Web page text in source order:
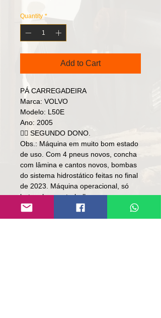
Quantity *
Add to Cart
PÁ CARREGADEIRA
Marca: VOLVO
Modelo: L50E
Ano: 2005
👉🏼 SEGUNDO DONO.
Obs.: Máquina em muito bom estado
de uso. Com 4 pneus novos, concha
com lâmina e cantos novos, bombas
do sistema hidrostático feitas no final
de 2023. Máquina operacional, só
bater chave e trabalhar.
Preço: R$ 190,000
Local: SC